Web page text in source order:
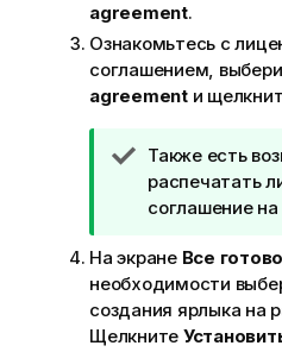
agreement.
Ознакомьтесь с
соглашением,
agreementи
П
р
и
е
ч
а
н
Также есть
распечатать
соглашение
На экране Все
необходимости
создания ярлыка на
Щелкните